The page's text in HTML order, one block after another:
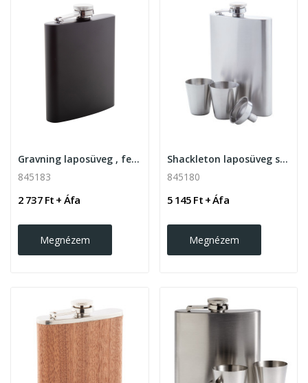
Gravning laposüveg , fekete
845183
2 737 Ft + Áfa
Megnézem
Shackleton laposüveg szett, ezüst
845180
5 145 Ft + Áfa
Megnézem